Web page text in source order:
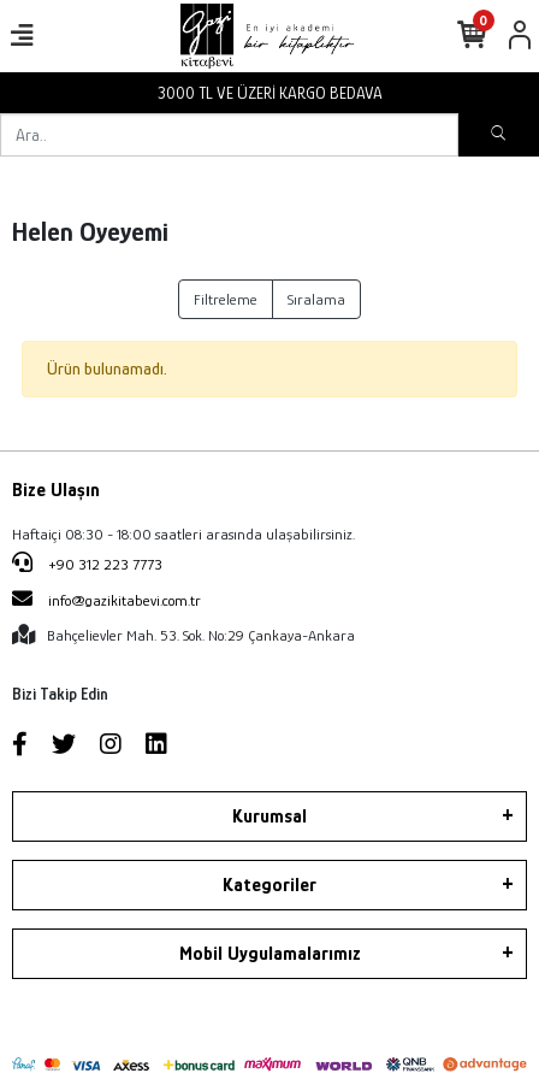
3000 TL VE ÜZERİ KARGO BEDAVA
0
Helen Oyeyemi
Filtreleme Sıralama
Ürün bulunamadı.
Bize Ulaşın
Haftaiçi 08:30 - 18:00 saatleri arasında ulaşabilirsiniz.
+90 312 223 7773
info@gazikitabevi.com.tr
Bahçelievler Mah. 53. Sok. No:29 Çankaya-Ankara
Bizi Takip Edin
Kurumsal
Kategoriler
Mobil Uygulamalarımız